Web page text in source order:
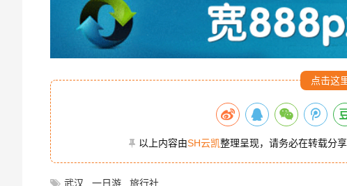
点击这
以上内容由SH云凯整理呈现，请务必在转载分
武汉 一日游 旅行社